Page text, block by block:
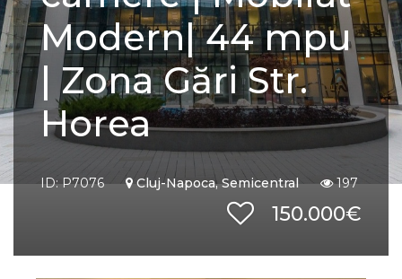
Modern| 44 mpu
| Zona Gări Str.
Horea
ID: P7076 Cluj-Napoca, Semicentral 197
150.000€